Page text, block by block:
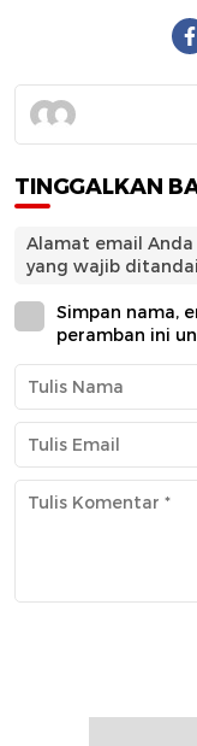
TINGGALKAN
Alamat email
yang wajib ditandai
Simpan nama,
peramban ini